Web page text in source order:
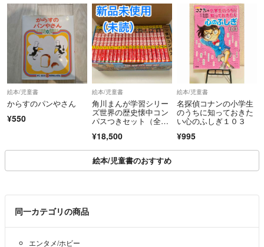
絵本/児童書
からすのパンやさん
¥550
絵本/児童書
角川まんが学習シリー
ズ世界の歴史懐中コン
パスつきセット（全２
¥18,500
絵本/児童書
名探偵コナンの小学生
のうちに知っておきた
い心のふしぎ１０３
¥995
絵本/児童書のおすすめ
同一カテゴリの商品
エンタメ/ホビー